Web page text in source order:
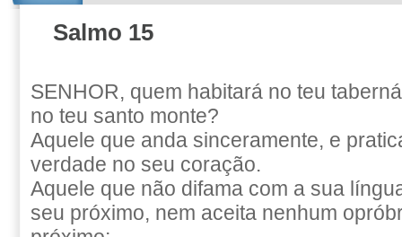
Salmo 15
SENHOR, quem habitará no teu
no teu santo monte?
Aquele que anda sinceramente, e
verdade no seu coração.
Aquele que não difama com a sua
seu próximo, nem aceita nenhum